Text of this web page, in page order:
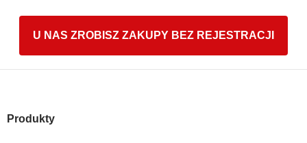
U NAS ZROBISZ ZAKUPY BEZ REJESTRACJI
Produkty